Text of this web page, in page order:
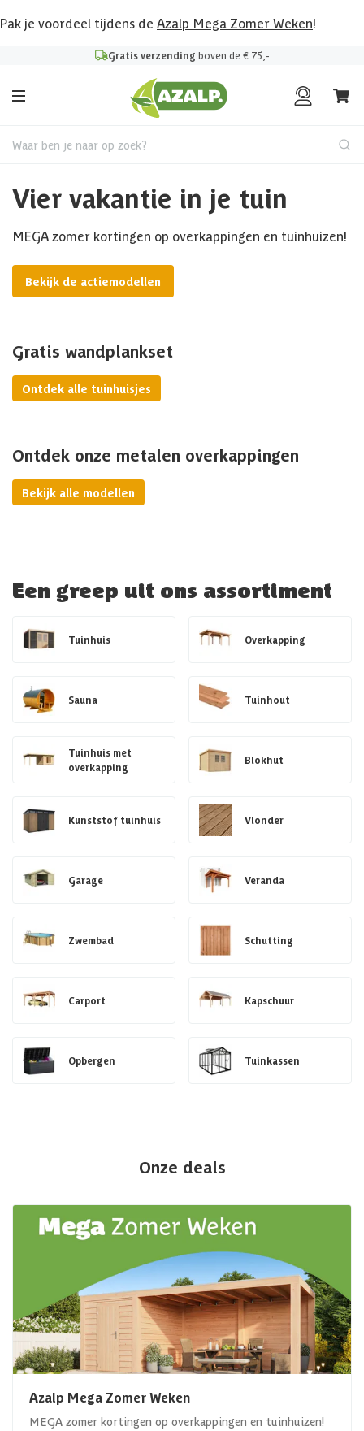
Pak je voordeel tijdens de Azalp Mega Zomer Weken!
Gratis verzending boven de € 75,-
Waar ben je naar op zoek?
Vier vakantie in je tuin
MEGA zomer kortingen op overkappingen en tuinhuizen!
Bekijk de actiemodellen
Gratis wandplankset
Ontdek alle tuinhuisjes
Ontdek onze metalen overkappingen
Bekijk alle modellen
Een greep uit ons assortiment
Tuinhuis Overkapping
Sauna Tuinhout
Tuinhuis met
overkapping
Blokhut
Kunststof tuinhuis Vlonder
Garage Veranda
Zwembad Schutting
Carport Kapschuur
Opbergen Tuinkassen
Onze deals
Azalp Mega Zomer Weken
MEGA zomer kortingen op overkappingen en tuinhuizen!